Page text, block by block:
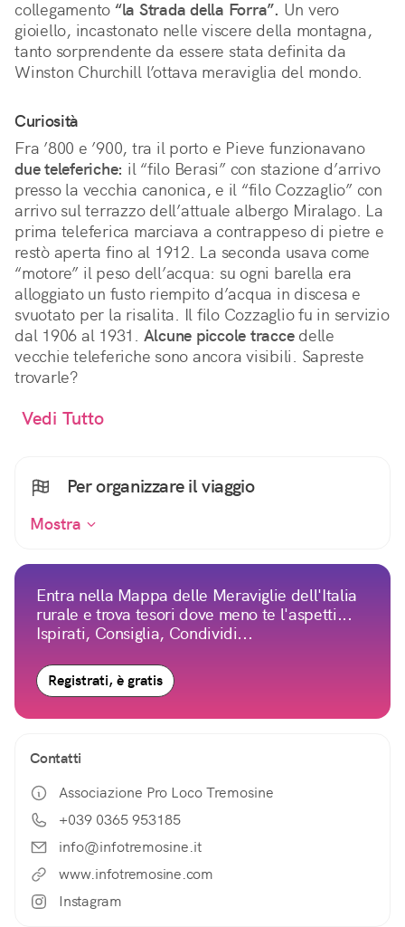
collegamento “la Strada della Forra”. Un vero
gioiello, incastonato nelle viscere della montagna,
tanto sorprendente da essere stata definita da
Winston Churchill l’ottava meraviglia del mondo.
Curiosità
Fra ’800 e ’900, tra il porto e Pieve funzionavano
due teleferiche: il “filo Berasi” con stazione d’arrivo
presso la vecchia canonica, e il “filo Cozzaglio” con
arrivo sul terrazzo dell’attuale albergo Miralago. La
prima teleferica marciava a contrappeso di pietre e
restò aperta fino al 1912. La seconda usava come
“motore” il peso dell’acqua: su ogni barella era
alloggiato un fusto riempito d’acqua in discesa e
svuotato per la risalita. Il filo Cozzaglio fu in servizio
dal 1906 al 1931. Alcune piccole traccedelle
vecchie teleferiche sono ancora visibili. Sapreste
trovarle?
Vedi Tutto
Per organizzare il viaggio
Mostra
Entra nella Mappa delle Meraviglie dell'Italia
rurale e trova tesori dove meno te l'aspetti...
Ispirati, Consiglia, Condividi...
Registrati, è gratis
Contatti
Associazione Pro Loco Tremosine
+039 0365 953185
info@infotremosine.it
www.infotremosine.com
Instagram